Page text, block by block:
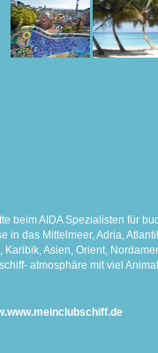
beim AIDA Spezialisten für
in das Mittelmeer, Adria,
Asien, Orient,
atmosphäre mit viel